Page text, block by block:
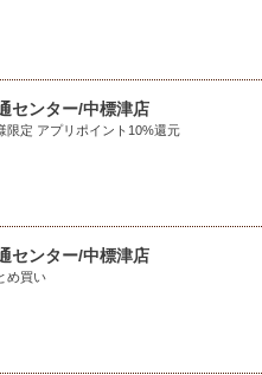
センター/中標津店
限定 アプリポイント10%還元
センター/中標津店
め買い